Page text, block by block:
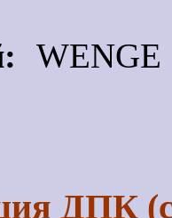
ДПК